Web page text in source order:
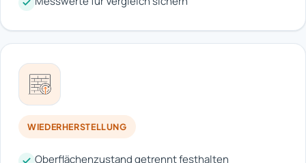
WIEDERHERSTELLUNG
Oberflächenzustand getrennt festhalten